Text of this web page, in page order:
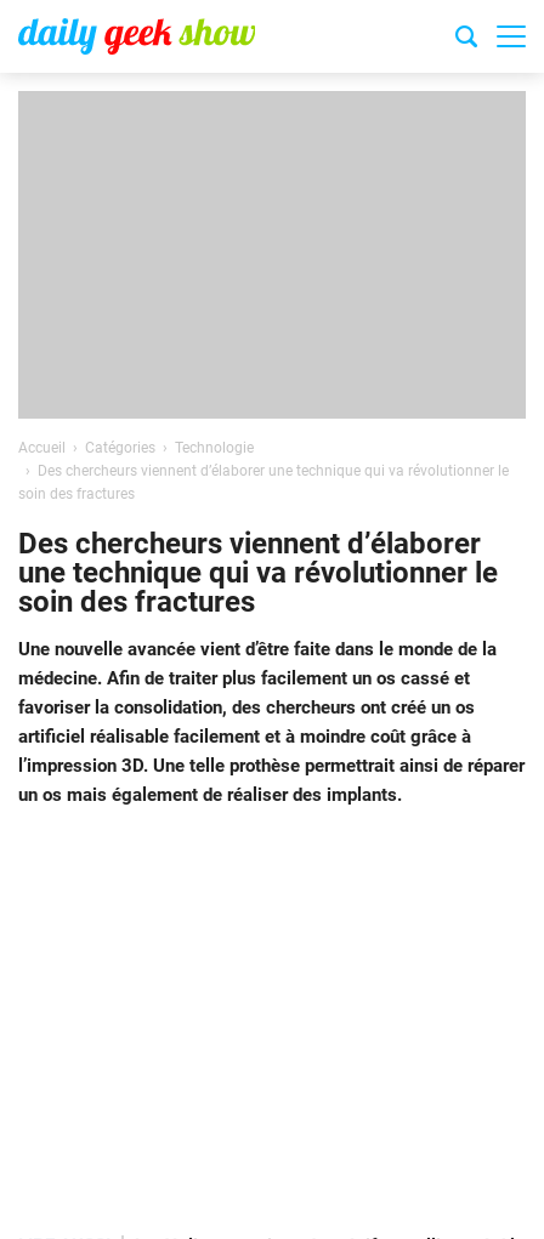
Accueil Catégories
Technologie
Des chercheurs viennent d’élaborer une technique qui va révolutionner le
soin des fractures
Des chercheurs viennent d’élaborer
une technique qui va révolutionner le
soin des fractures
Une nouvelle avancée vient d’être faite dans le monde de la
médecine. Afin de traiter plus facilement un os cassé et
favoriser la consolidation, des chercheurs ont créé un os
artificiel réalisable facilement et à moindre coût grâce à
l’impression 3D. Une telle prothèse permettrait ainsi de réparer
un os mais également de réaliser des implants.